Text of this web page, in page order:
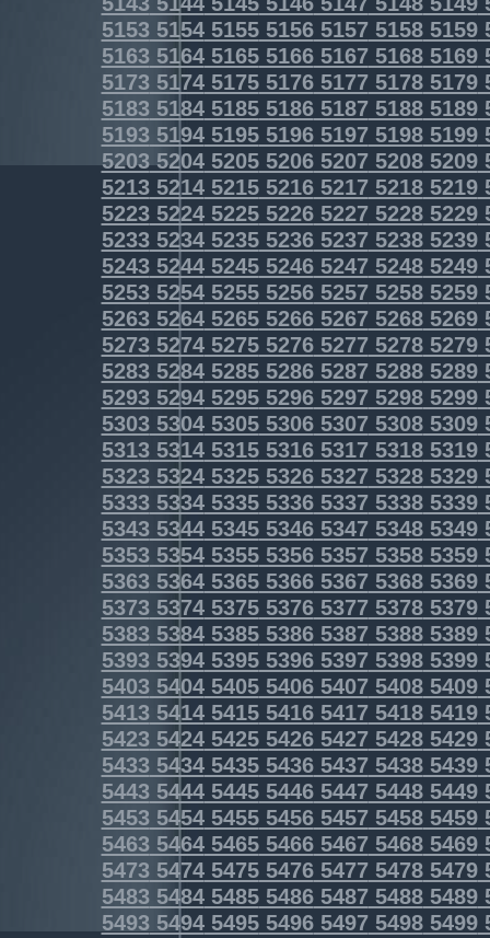
5153515451555156515751585159
5163516451655166516751685169
5173517451755176517751785179
5183518451855186518751885189
5193519451955196519751985199
5203520452055206520752085209
5213521452155216521752185219
5223522452255226522752285229
5233523452355236523752385239
5243524452455246524752485249
5253525452555256525752585259
5263526452655266526752685269
5273527452755276527752785279
5283528452855286528752885289
5293529452955296529752985299
5303530453055306530753085309
5313531453155316531753185319
5323532453255326532753285329
5333533453355336533753385339
5343534453455346534753485349
5353535453555356535753585359
5363536453655366536753685369
5373537453755376537753785379
5383538453855386538753885389
5393539453955396539753985399
5403540454055406540754085409
5413541454155416541754185419
5423542454255426542754285429
5433543454355436543754385439
5443544454455446544754485449
5453545454555456545754585459
5463546454655466546754685469
5473547454755476547754785479
5483548454855486548754885489
5493549454955496549754985499